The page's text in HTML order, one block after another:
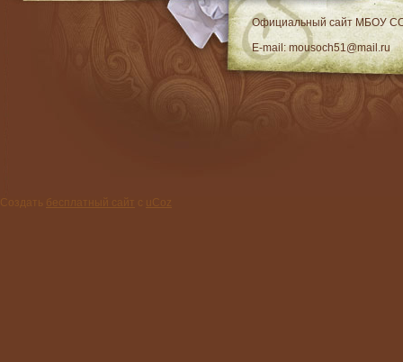
Официальный сайт МБОУ
E-mail: mousoch51@mail.ru
RSS
Создать бесплатный сайт с uCoz